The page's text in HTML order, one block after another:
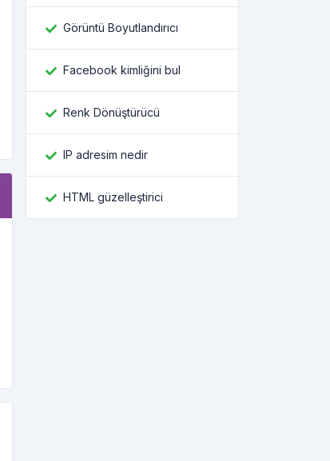
Görüntü Boyutlandırıcı
Facebook kimliğini bul
Renk Dönüştürücü
IP adresim nedir
HTML güzelleştirici